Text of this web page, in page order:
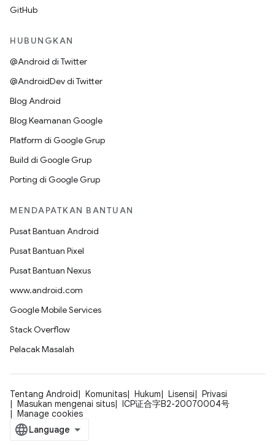
GitHub
HUBUNGKAN
@Android di Twitter
@AndroidDev di Twitter
Blog Android
Blog Keamanan Google
Platform di Google Grup
Build di Google Grup
Porting di Google Grup
MENDAPATKAN BANTUAN
Pusat Bantuan Android
Pusat Bantuan Pixel
Pusat Bantuan Nexus
www.android.com
Google Mobile Services
Stack Overflow
Pelacak Masalah
Tentang Android Komunitas Hukum Lisensi
Privasi
Masukan mengenai situs
ICP证合字B2-20070004号
Manage cookies